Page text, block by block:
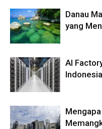
Danau
yang
AI
Indonesia